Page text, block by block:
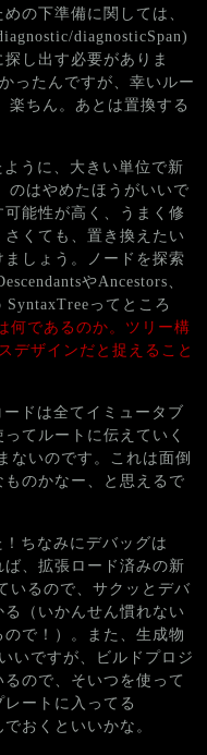
の下準備に関しては、
diagnosticSpan)
し出す必要がありま
ったんですが、幸いルー
楽ちん。あとは置換する
うに、大きい単位で新
のはやめたほうがいいで
能性が高く、うまく修
くても、置き換えたい
しょう。ノードを探索
やAncestors、
ってところ
であるのか。ツリー構
デザインだと捉えること
ドは全てイミュータブ
てルートに伝えていく
ないのです。これは面倒
のかなー、と思えるで
ちなみにデバッグは
、拡張ロード済みの新
いるので、サクッとデバ
（いかんせん慣れない
で！）。また、生成物
いですが、ビルドプロジ
ので、そいつを使って
ートに入ってる
おくといいかな。